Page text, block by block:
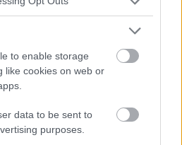
to enable storage
like cookies on web or
data to be sent to
purposes.
aortique sont des sténoses ou
deux cas, il y a une surcharge de
gauche. Les
sont...